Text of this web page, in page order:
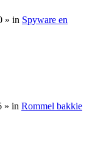
» in Spyware en
» in Rommel bakkie